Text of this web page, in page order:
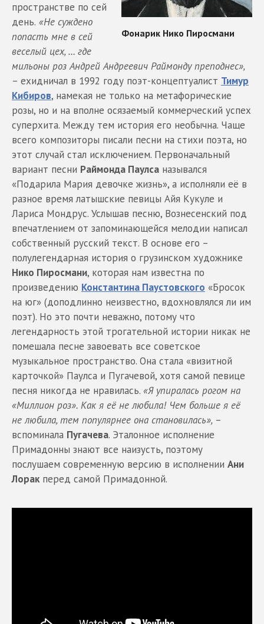
пространстве по сей
день. «Не суждено
попасть мне в сей
веселый цех, … где
мильоны роз Андрей Андреевич Раймонду преподнес»,
– ехидничал в 1992 году поэт-концептуалист Тимур
Кибиров, намекая не только на метафорические
розы, но и на вполне осязаемый коммерческий успех
суперхита. Между тем история его необычна. Чаще
всего композиторы писали песни на стихи поэта, но
этот случай стал исключением. Первоначальный
вариант песни Раймонда Паулса назывался
«Подарила Мария девочке жизнь», а исполняли её в
разное время латышские певицы Айя Кукуле и
Лариса Мондрус. Услышав песню, Вознесенский под
впечатлением от запоминающейся мелодии написал
собственный русский текст. В основе его –
полулегендарная история о грузинском художнике
Нико Пиросмани, которая нам известна по
произведению Константина Паустовского «Бросок
на юг» (доподлинно неизвестно, вдохновлялся ли им
поэт). Но это почти неважно, потому что
легендарность этой трогательной истории никак не
помешала песне завоевать все советское
музыкальное пространство. Она стала «визитной
карточкой» Паулса и Пугачевой, хотя самой певице
песня никогда не нравилась. «Я упиралась рогом на
«Миллион роз». Как я её не любила! Чем больше я её
не любила, тем популярнее она становилась», –
вспоминала Пугачева. Эталонное исполнение
Примадонны знают все наизусть, поэтому
послушаем современную версию в исполнении Ани
Лоракперед самой Примадонной.